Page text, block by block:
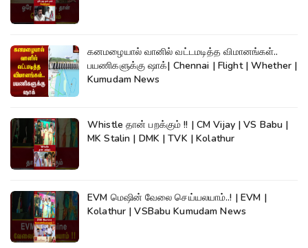
கனமழையால் வானில் வட்டமடித்த விமானங்கள்..
பயணிகளுக்கு ஷாக்| Chennai | Flight | Whether |
Kumudam News
Whistle தான் பறக்கும் !! | CM Vijay | VS Babu |
MK Stalin | DMK | TVK | Kolathur
EVM மெஷின் வேலை செய்யலயாம்..! | EVM |
Kolathur | VSBabu Kumudam News